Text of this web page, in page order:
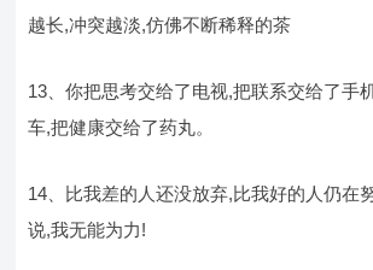
越长,冲突越淡,仿佛不断稀释的茶
13、你把思考交给了电视,把联系交给了手
车,把健康交给了药丸。
14、比我差的人还没放弃,比我好的人仍在
说,我无能为力!